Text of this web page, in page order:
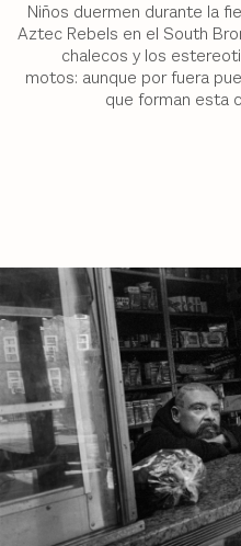
Niños duermen durante la
Aztec Rebels en el South
chalecos y los
motos: aunque por fuera
que forman esta